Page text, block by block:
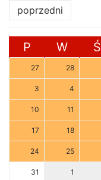
poprzedni
P W Ś
27 28
3 4
10 11
17 18
24 25
31 1